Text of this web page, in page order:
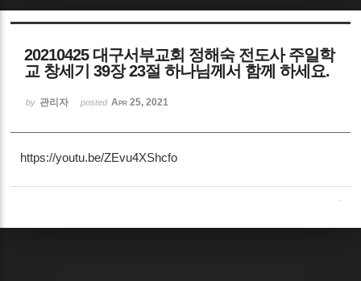
20210425 대구서부교회 정해숙 전도사 주일학
교 창세기 39장 23절 하나님께서 함께 하세요.
by 관리자 posted Apr 25, 2021
https://youtu.be/ZEvu4XShcfo
Sketchbook5, 스케치북5
Sketchbook5, 스케치북5